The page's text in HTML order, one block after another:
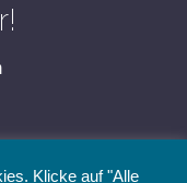
Klicke auf "Alle